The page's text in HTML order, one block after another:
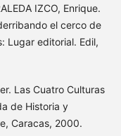
IZCO, Enrique.
el cerco de
Lugar editorial. Edil,
Las Cuatro Culturas
de Historia y
Caracas, 2000.